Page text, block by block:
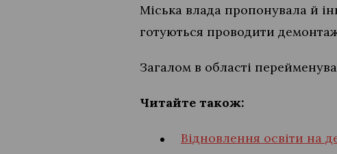
Міська влада пропонувала й
готуються проводити
Загалом в області
Читайте також:
Відновлення освіти на